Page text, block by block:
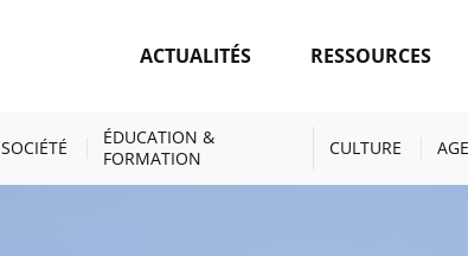
ACTUALITÉS RESSOURCES
SOCIÉTÉ
ÉDUCATION &
FORMATION
CULTURE